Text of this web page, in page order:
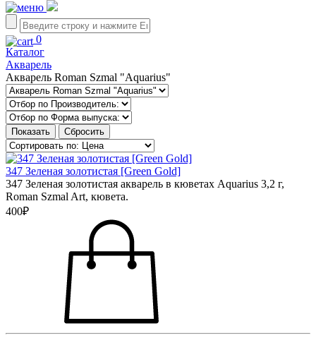
0
Каталог
Акварель
Акварель Roman Szmal "Aquarius"
347 Зеленая золотистая [Green Gold]
347 Зеленая золотистая акварель в кюветах Aquarius 3,2 г,
Roman Szmal Art, кювета.
400₽